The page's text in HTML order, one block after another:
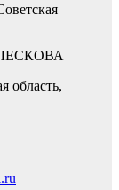
ЛЕСКОВА